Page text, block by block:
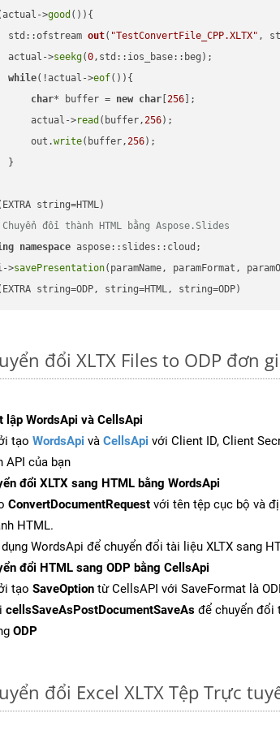
>good ()){
std::ofstream out( "TestConvertFile_CPP.XLTX" ,
actual->
seekg(0,std::ios_base::beg);
while(!actual->eof()){
char* buffer = new char [256 ];
actual->
read (buffer,256);
out.
write(buffer,256);
}
đổi thành HTML bằng Aspose.Slides
namespace aspose::slides::cloud;
>savePresentation(paramName, paramFormat,
string=ODP, string=HTML, string=ODP)
đổi XLTX Files to ODP đơn
lập WordsApi và CellsApi
tạo WordsApi và CellsApi với Client ID, Client
API của bạn
đổi XLTX sang HTML bằng WordsApi
ConvertDocumentRequest với tên tệp cục bộ và
HTML.
WordsApi để chuyển đổi tài liệu XLTX sang
đổi HTML sang ODP bằng CellsApi
tạo SaveOption từ CellsAPI với SaveFormat là
cellsSaveAsPostDocumentSaveAs để chuyển đổi
ODP
đổi Excel XLTX Tệp Trực